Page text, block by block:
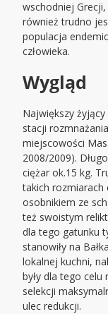
wschodniej
również trudno
populacja
człowieka.
Wygląd
Największy
stacji
miejscowości
2008/2009).
ciężar ok.15 kg.
takich rozmiarach
osobnikiem ze
też swoistym
dla tego gatunku
stanowiły na
lokalnej kuchni,
były dla tego
selekcji
ulec redukcji.